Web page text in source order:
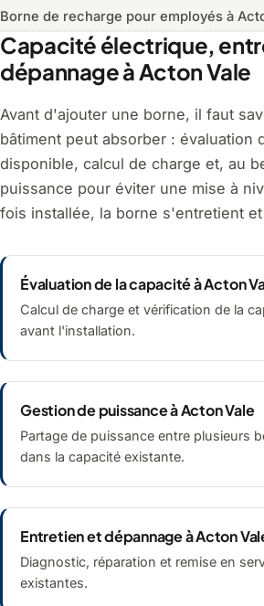
Borne de recharge pour employés à
Capacité électrique,
dépannage à Acton Vale
Avant d'ajouter une borne, il faut
bâtiment peut absorber : évaluation
disponible, calcul de charge et, au
puissance pour éviter une mise à
fois installée, la borne s'entretient
Évaluation de la capacité à Acton
Calcul de charge et vérification de la
avant l'installation.
Gestion de puissance à Acton Vale
Partage de puissance entre plusieurs
dans la capacité existante.
Entretien et dépannage à Acton
Diagnostic, réparation et remise en
existantes.